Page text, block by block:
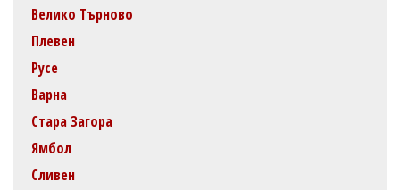
Велико Търново
Плевен
Русе
Варна
Стара Загора
Ямбол
Сливен